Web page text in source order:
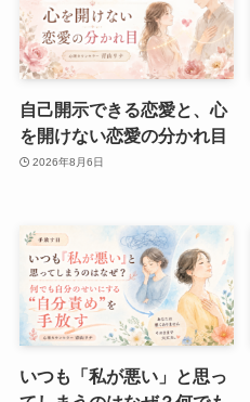
自己開示できる恋愛と、心
を開けない恋愛の分かれ目
2026年8月6日
いつも「私が悪い」と思っ